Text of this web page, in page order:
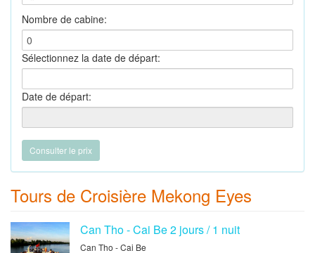
Nombre de cabine:
Sélectionnez la date de départ:
Date de départ:
Tours de Croisière Mekong Eyes
Can Tho - Cai Be 2 jours / 1 nuit
Can Tho - Cai Be